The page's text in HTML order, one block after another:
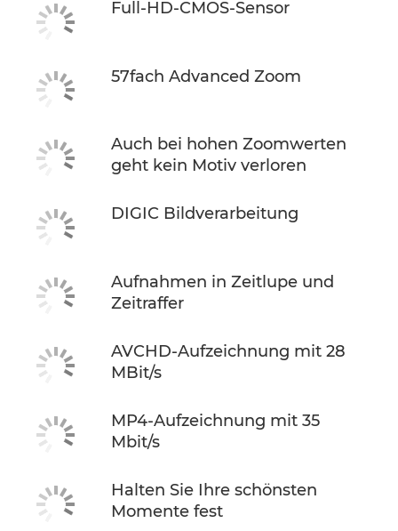
Full-HD-CMOS-Sensor
57fach Advanced Zoom
Auch bei hohen Zoomwerten
geht kein Motiv verloren
DIGIC Bildverarbeitung
Aufnahmen in Zeitlupe und
Zeitraffer
AVCHD-Aufzeichnung mit 28
MBit/s
MP4-Aufzeichnung mit 35
Mbit/s
Halten Sie Ihre schönsten
Momente fest